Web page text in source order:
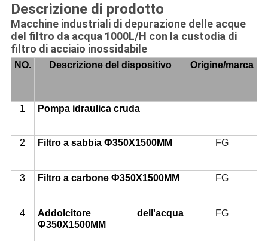
Descrizione di prodotto
Macchine industriali di depurazione delle acque
del filtro da acqua 1000L/H con la custodia di
filtro di acciaio inossidabile
NO. Descrizione del dispositivo Origine/marca
1 Pompa idraulica cruda
2 Filtro a sabbia Ф350X1500MM FG
3 Filtro a carbone Ф350X1500MM FG
4
Addolcitore dell'acqua
Ф350X1500MM
FG